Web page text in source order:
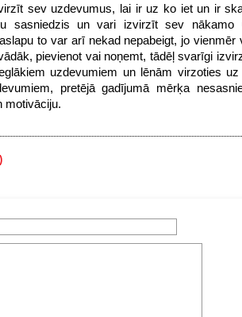
sev uzdevumus, lai ir uz ko iet un ir
sasniedzis un vari izvirzīt sev nākamo
to var arī nekad nepabeigt, jo vienmēr
pievienot vai noņemt, tādēļ svarīgi
uzdevumiem un lēnām virzoties uz
pretējā gadījumā mērķa
motivāciju.